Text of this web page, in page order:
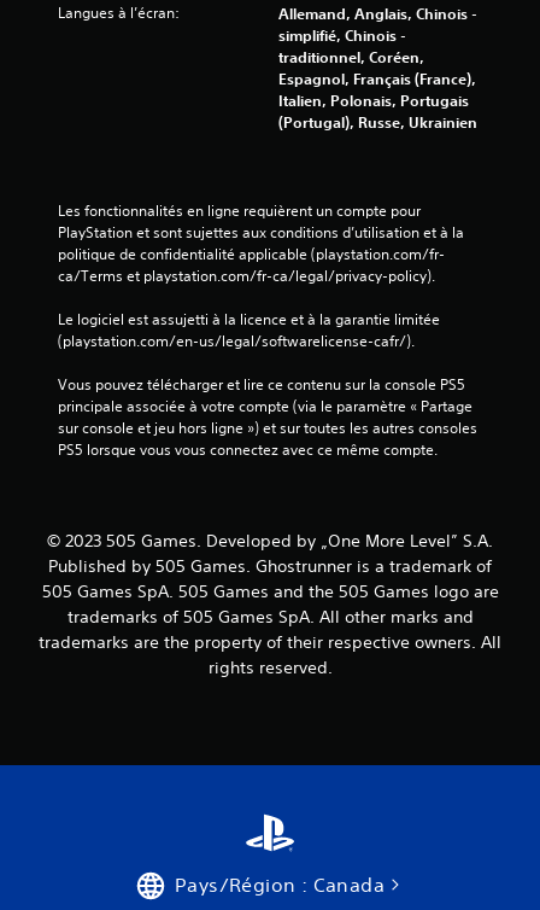
Langues à l’écran:
Allemand, Anglais, Chinois -
simplifié, Chinois -
traditionnel, Coréen,
Espagnol, Français (France),
Italien, Polonais, Portugais
(Portugal), Russe, Ukrainien
Les fonctionnalités en ligne requièrent un compte pour
PlayStation et sont sujettes aux conditions d’utilisation et à la
politique de confidentialité applicable (playstation.com/fr-
ca/Terms et playstation.com/fr-ca/legal/privacy-policy).
Le logiciel est assujetti à la licence et à la garantie limitée
(playstation.com/en-us/legal/softwarelicense-cafr/).
Vous pouvez télécharger et lire ce contenu sur la console PS5
principale associée à votre compte (via le paramètre « Partage
sur console et jeu hors ligne ») et sur toutes les autres consoles
PS5 lorsque vous vous connectez avec ce même compte.
© 2023 505 Games. Developed by „One More Level” S.A.
Published by 505 Games. Ghostrunner is a trademark of
505 Games SpA. 505 Games and the 505 Games logo are
trademarks of 505 Games SpA. All other marks and
trademarks are the property of their respective owners. All
rights reserved.
Pays/Région : Canada